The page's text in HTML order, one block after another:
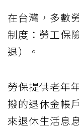
在台灣，多數
制度：勞工保
退）。
勞保提供老年
撥的退休金帳
來退休生活息